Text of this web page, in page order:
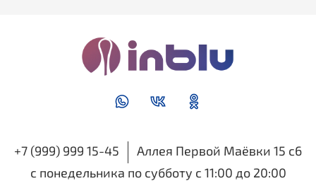
+7 (999) 999 15-45
Аллея Первой Маёвки 15 с6
с понедельника по субботу с 11:00 до 20:00